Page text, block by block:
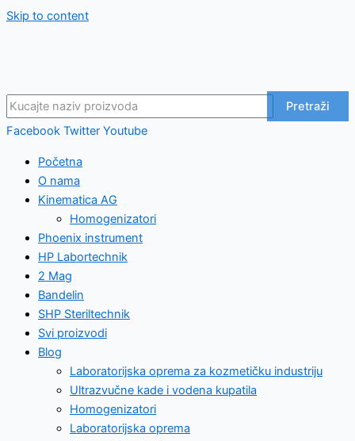
Skip to content
Pretraži
Facebook Twitter Youtube
Početna
O nama
Kinematica AG
Homogenizatori
Phoenix instrument
HP Labortechnik
2 Mag
Bandelin
SHP Steriltechnik
Svi proizvodi
Blog
Laboratorijska oprema za kozmetičku industriju
Ultrazvučne kade i vodena kupatila
Homogenizatori
Laboratorijska oprema